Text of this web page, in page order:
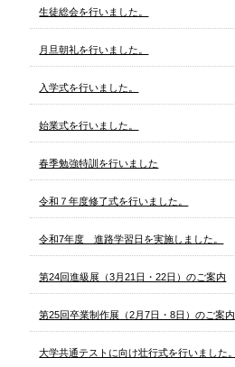
生徒総会を行いました。
月旦朝礼を行いました。
入学式を行いました。
始業式を行いました。
春季勉強特訓を行いました
令和７年度修了式を行いました。
令和7年度 進路学習日を実施しました。
第24回進級展（3月21日・22日）のご案内
第25回卒業制作展（2月7日・8日）のご案内
大学共通テストに向け壮行式を行いました。